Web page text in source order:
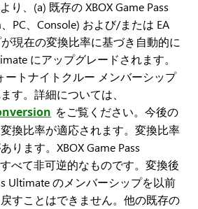
り、(a) 既存の XBOX Game Pass
PC、Console) および/または EA
現在の変換比率に基づき自動的に
にアップグレードされます。
ートナイトクルー メンバーシップ
す。詳細については、
をご覧ください。今後の
換比率が適応されます。変換比率
ります。XBOX Game Pass
べて非可逆的なものです。変換後
Ultimate のメンバーシップを以前
すことはできません。他の既存の